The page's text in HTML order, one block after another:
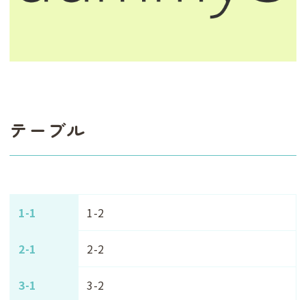
テーブル
1-1 1-2
2-1 2-2
3-1 3-2